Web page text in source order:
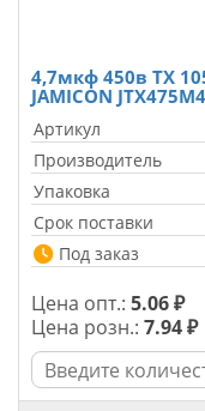
4,7мкф 450в TX
JAMICON
Артикул
Производитель
Упаковка
Срок поставки
Под заказ
Цена опт.: 5.06 ₽
Цена розн.: 7.94 ₽